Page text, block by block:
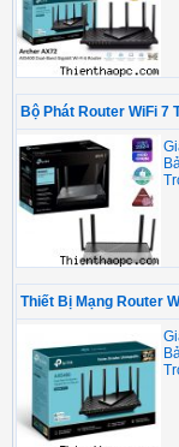
Bộ Phát Router WiFi 7
Thiết Bị Mạng Router